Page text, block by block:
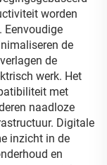
worden
Eenvoudige
de
de
werk. Het
met
naadloze
Digitale
inzicht in de
en